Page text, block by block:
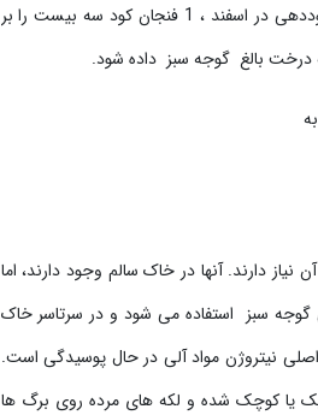
درخت را دو بار در سال یک بار در اوایل اسفند و سپس بار دیگر در اول مرداد کود بدهید. برای کوددهی در اسفند ، 1 فنجان کود سه بیست را بر
دارند. آنها در خاک سالم وجود دارند، اما
سبز استفاده می شود و در سرتاسر خاک
نیتروژن مواد آلی در حال پوسیدگی است.
یا کوچک شده و لکه های مرده روی برگ ها